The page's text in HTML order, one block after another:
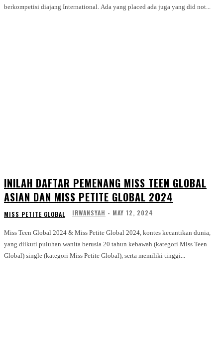
berkompetisi diajang International. Ada yang placed ada juga yang did not...
INILAH DAFTAR PEMENANG MISS TEEN GLOBAL
ASIAN DAN MISS PETITE GLOBAL 2024
MISS PETITE GLOBAL IRWANSYAH - MAY 12, 2024
Miss Teen Global 2024 & Miss Petite Global 2024, kontes kecantikan dunia,
yang diikuti puluhan wanita berusia 20 tahun kebawah (kategori Miss Teen
Global) single (kategori Miss Petite Global), serta memiliki tinggi...